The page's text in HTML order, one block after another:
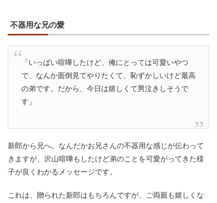
不器用な兄の愛
「いっぱい喧嘩したけど、俺にとっては可愛いやつ
で、なんか面倒見てやりたくて、恥ずかしいけど最高
の弟です。だから、今日は嬉しくて男泣きしそうで
す」
新郎から兄へ。なんだかお兄さんの不器用な感じが伝わって
きますが、沢山喧嘩もしたけど弟のことを可愛がってきた様
子が良くわかるメッセージです。
これは、贈られた新郎はもちろんですが、ご両親も嬉しくな